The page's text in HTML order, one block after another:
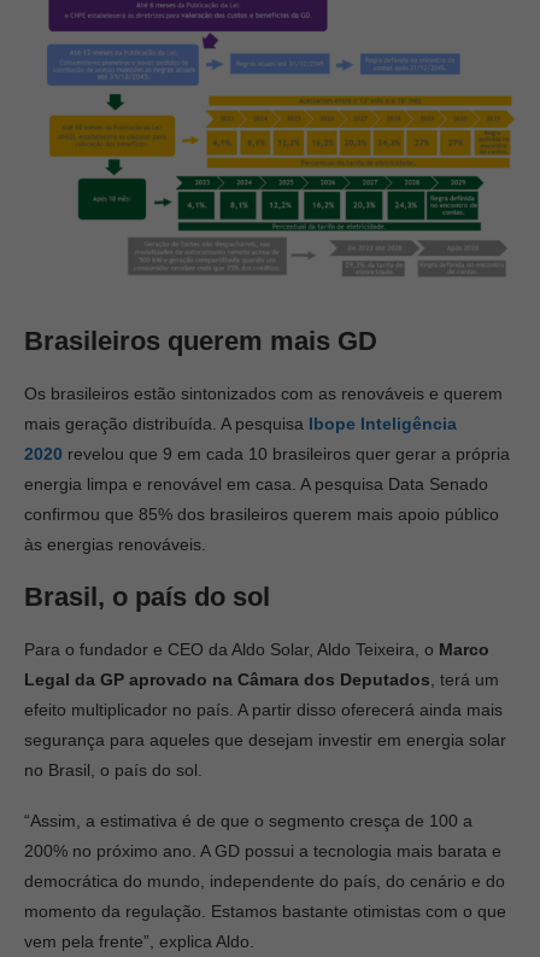
Brasileiros querem mais GD
Os brasileiros estão sintonizados com as renováveis e querem
mais geração dis­tribuída. A pesquisa Ibope Inteligência
2020 revelou que 9 em cada 10 brasileiros quer gerar a própria
energia limpa e renovável em casa. A pesquisa Data Senado
confirmou que 85% dos brasileiros querem mais apoio público
às energias renováveis.
Brasil, o país do sol
Para o fundador e CEO da Aldo Solar, Aldo Teixeira, o Marco
Legal da GP aprovado na Câmara dos Deputados, terá um
efeito multiplicador no país. A partir disso oferecerá ainda mais
segurança para aqueles que desejam investir em energia solar
no Brasil, o país do sol.
“Assim, a estimativa é de que o segmento cresça de 100 a
200% no próximo ano. A GD possui a tecnologia mais barata e
democrática do mundo, independente do país, do cenário e do
momento da regulação. Estamos bastante otimistas com o que
vem pela frente”, explica Aldo.